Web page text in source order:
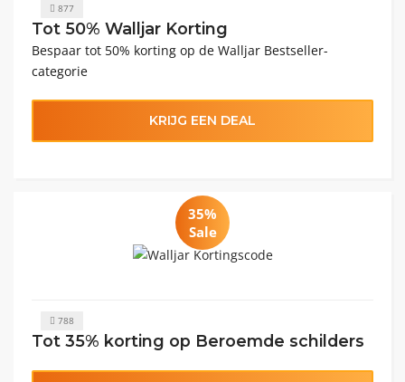
877
Tot 50% Walljar Korting
Bespaar tot 50% korting op de Walljar Bestseller-
categorie
KRIJG EEN DEAL
35%
Sale
788
Tot 35% korting op Beroemde schilders